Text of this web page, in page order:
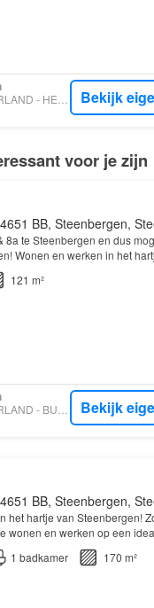
VASTGOED NEDERLAND - HELMIG MAKELAARDIJ EN TAXATIEBURO O/Z Bekijk
voor je zijn
BB, Steenbergen,
8a te Steenbergen en dus
Wonen en werken in het
voorbij om te wonen en
121 m²
VASTGOED NEDERLAND - BUURON & KUIPERS MAKELAARS TAXATEURS B.V. Bekijk
BB, Steenbergen,
het hartje van Steenbergen!
wonen en werken op een
1 badkamer
170 m²